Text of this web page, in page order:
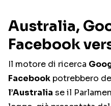
Australia,
Facebook
Il motore di ricerca
Facebook potrebbero
l’Australia se il